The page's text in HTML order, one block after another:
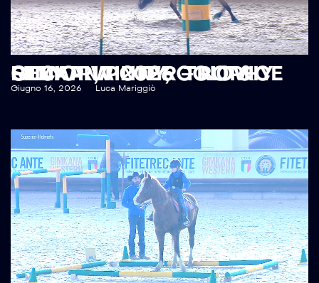
RECAP WINTER TROPHY GIMKANA 2026 – NOVICE SENIOR, PONY, COLT & FILLY
Giugno 16, 2026 Luca Mariggiò